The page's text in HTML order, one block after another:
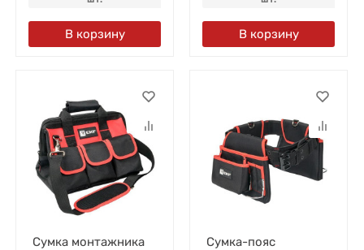
В корзину В корзину
Сумка монтажника
Сумка-пояс